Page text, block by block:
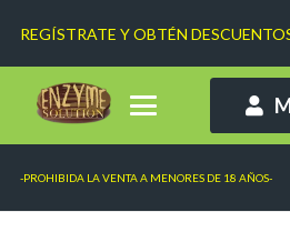
REGÍSTRATE Y OBTÉN
-PROHIBIDA LA VENTA A MENORES DE 18 AÑOS-